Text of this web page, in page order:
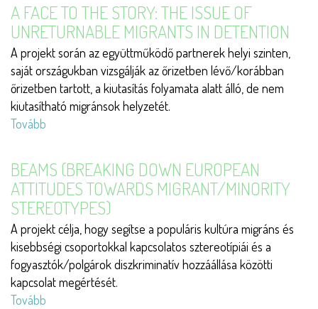
A FACE TO THE STORY: THE ISSUE OF
UNRETURNABLE MIGRANTS IN DETENTION
A projekt során az együttműködő partnerek helyi szinten,
saját országukban vizsgálják az őrizetben lévő/korábban
őrizetben tartott, a kiutasítás folyamata alatt álló, de nem
kiutasítható migránsok helyzetét.
Tovább
the
Story:
the
Issue
of
Unreturnable
Migrants
BEAMS (BREAKING DOWN EUROPEAN
ATTITUDES TOWARDS MIGRANT/MINORITY
STEREOTYPES)
A projekt célja, hogy segítse a populáris kultúra migráns és
kisebbségi csoportokkal kapcsolatos sztereotípiái és a
fogyasztók/polgárok diszkriminatív hozzáállása közötti
kapcsolat megértését.
Tovább